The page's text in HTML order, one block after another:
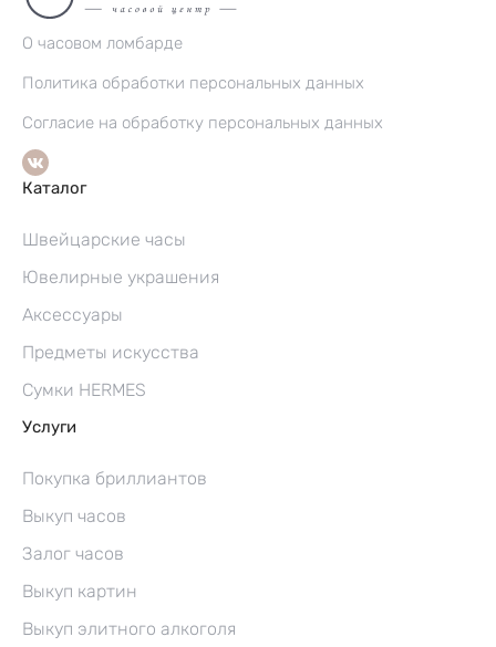
О часовом ломбарде
Политика обработки персональных данных
Согласие на обработку персональных данных
Каталог
Швейцарские часы
Ювелирные украшения
Аксессуары
Предметы искусства
Сумки HERMES
Услуги
Покупка бриллиантов
Выкуп часов
Залог часов
Выкуп картин
Выкуп элитного алкоголя